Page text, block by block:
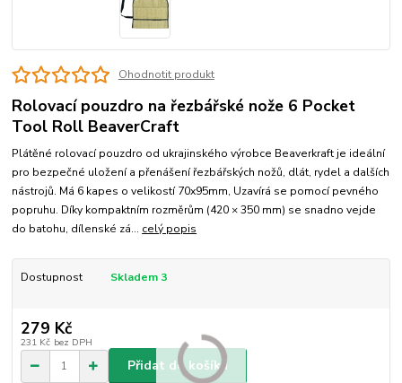
Ohodnotit produkt
Rolovací pouzdro na řezbářské nože 6 Pocket
Tool Roll BeaverCraft
Plátěné rolovací pouzdro od ukrajinského výrobce Beaverkraft je ideální
pro bezpečné uložení a přenášení řezbářských nožů, dlát, rydel a dalších
nástrojů. Má 6 kapes o velikostí 70x95mm, Uzavírá se pomocí pevného
popruhu. Díky kompaktním rozměrům (420 × 350 mm) se snadno vejde
do batohu, dílenské zá... celý popis
Dostupnost Skladem 3
279 Kč
231 Kč bez DPH
Přidat do košíku